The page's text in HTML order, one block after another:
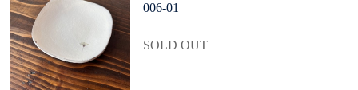
006-01
SOLD OUT